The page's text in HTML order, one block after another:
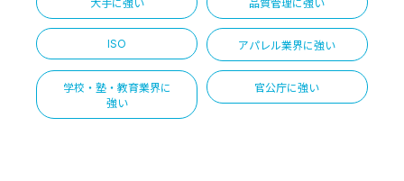
大手に強い 品質管理に強い
ISO アパレル業界に強い
学校・塾・教育業界に
強い
官公庁に強い